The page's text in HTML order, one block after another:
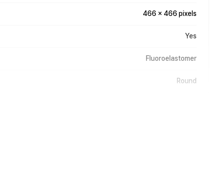
466 x 466 pixels
Yes
Fluoroelastomer
Round